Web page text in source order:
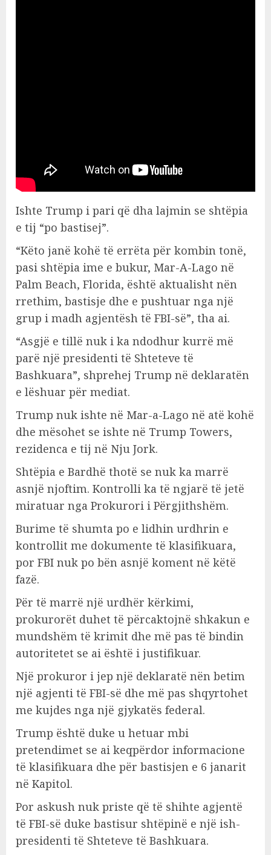
Ishte Trump i pari që dha lajmin se shtëpia
e tij “po bastisej”.
“Këto janë kohë të errëta për kombin tonë,
pasi shtëpia ime e bukur, Mar-A-Lago në
Palm Beach, Florida, është aktualisht nën
rrethim, bastisje dhe e pushtuar nga një
grup i madh agjentësh të FBI-së”, tha ai.
“Asgjë e tillë nuk i ka ndodhur kurrë më
parë një presidenti të Shteteve të
Bashkuara”, shprehej Trump në deklaratën
e lëshuar për mediat.
Trump nuk ishte në Mar-a-Lago në atë kohë
dhe mësohet se ishte në Trump Towers,
rezidenca e tij në Nju Jork.
Shtëpia e Bardhë thotë se nuk ka marrë
asnjë njoftim. Kontrolli ka të ngjarë të jetë
miratuar nga Prokurori i Përgjithshëm.
Burime të shumta po e lidhin urdhrin e
kontrollit me dokumente të klasifikuara,
por FBI nuk po bën asnjë koment në këtë
fazë.
Për të marrë një urdhër kërkimi,
prokurorët duhet të përcaktojnë shkakun e
mundshëm të krimit dhe më pas të bindin
autoritetet se ai është i justifikuar.
Një prokuror i jep një deklaratë nën betim
një agjenti të FBI-së dhe më pas shqyrtohet
me kujdes nga një gjykatës federal.
Trump është duke u hetuar mbi
pretendimet se ai keqpërdor informacione
të klasifikuara dhe për bastisjen e 6 janarit
në Kapitol.
Por askush nuk priste që të shihte agjentë
të FBI-së duke bastisur shtëpinë e një ish-
presidenti të Shteteve të Bashkuara.